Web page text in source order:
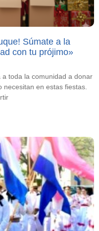
Súmate a la
con tu prójimo»
toda la comunidad a donar
en estas fiestas.